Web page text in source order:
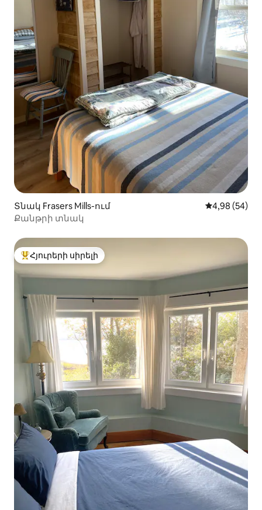
Տնակ Frasers Mills-ում Միջին
4,98 (54)
Քանթրի տնակ
Հյուրերի սիրելի լավագույն տները
Հյուրերի սիրելի